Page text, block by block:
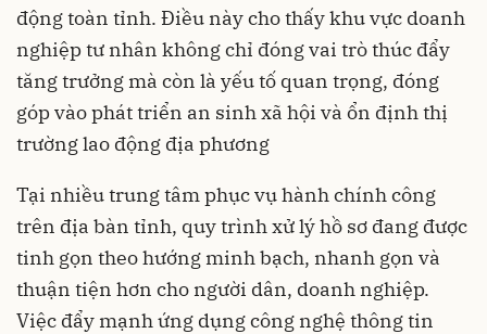
động toàn tỉnh. Điều này cho thấy khu vực doanh
nghiệp tư nhân không chỉ đóng vai trò thúc đẩy
tăng trưởng mà còn là yếu tố quan trọng, đóng
góp vào phát triển an sinh xã hội và ổn định thị
trường lao động địa phương
Tại nhiều trung tâm phục vụ hành chính công
trên địa bàn tỉnh, quy trình xử lý hồ sơ đang được
tinh gọn theo hướng minh bạch, nhanh gọn và
thuận tiện hơn cho người dân, doanh nghiệp.
Việc đẩy mạnh ứng dụng công nghệ thông tin